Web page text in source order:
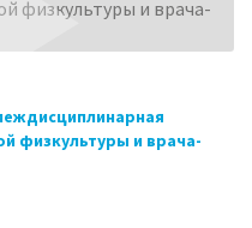
физкультуры и врача-